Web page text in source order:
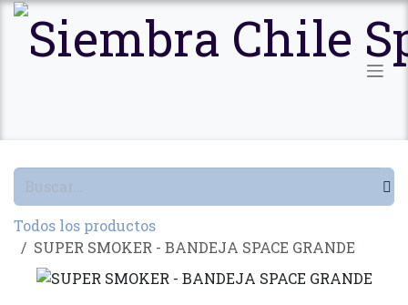
Ir al contenido
Todos los productos
SUPER SMOKER - BANDEJA SPACE GRANDE